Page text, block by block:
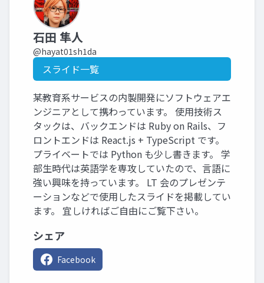
石田 隼人
@hayat01sh1da
スライド一覧
某教育系サービスの内製開発にソフトウェアエ
ンジニアとして携わっています。 使用技術ス
タックは、バックエンドは Ruby on Rails、フ
ロントエンドは React.js + TypeScript です。
プライベートでは Python も少し書きます。 学
部生時代は英語学を専攻していたので、言語に
強い興味を持っています。 LT 会のプレゼンテ
ーションなどで使用したスライドを掲載してい
ます。 宜しければご自由にご覧下さい。
シェア
Facebook